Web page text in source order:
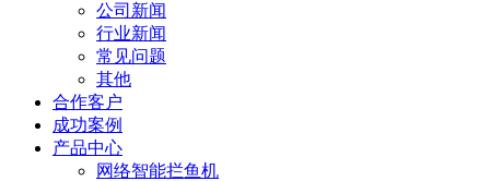
公司新闻
行业新闻
常见问题
其他
合作客户
成功案例
产品中心
网络智能拦鱼机